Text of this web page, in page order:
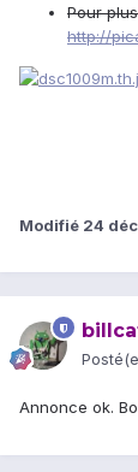
Pour
http://
Modifié 24
Annonce ok.